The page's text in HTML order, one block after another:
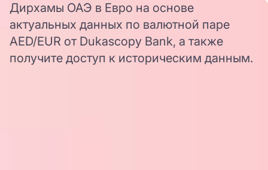
Дирхамы ОАЭ в Евро на основе
актуальных данных по валютной паре
AED/EUR от Dukascopy Bank, а также
получите доступ к историческим данным.